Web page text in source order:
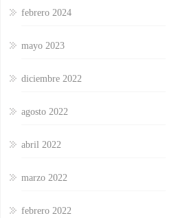
febrero 2024
mayo 2023
diciembre 2022
agosto 2022
abril 2022
marzo 2022
febrero 2022